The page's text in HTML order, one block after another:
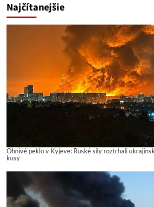
Najčítanejšie
Ohnivé peklo v Kyjeve: Ruské sily roztrhali
kusy